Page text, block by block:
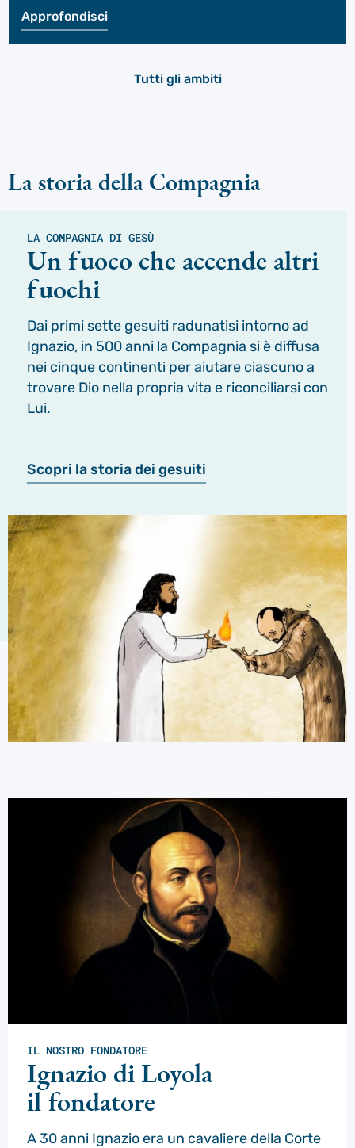
Approfondisci
Tutti gli ambiti
La storia della Compagnia
LA COMPAGNIA DI GESÙ
Un fuoco che accende altri
fuochi
Dai primi sette gesuiti radunatisi intorno ad
Ignazio, in 500 anni la Compagnia si è diffusa
nei cinque continenti per aiutare ciascuno a
trovare Dio nella propria vita e riconciliarsi con
Lui.
Scopri la storia dei gesuiti
IL NOSTRO FONDATORE
Ignazio di Loyola
il fondatore
A 30 anni Ignazio era un cavaliere della Corte